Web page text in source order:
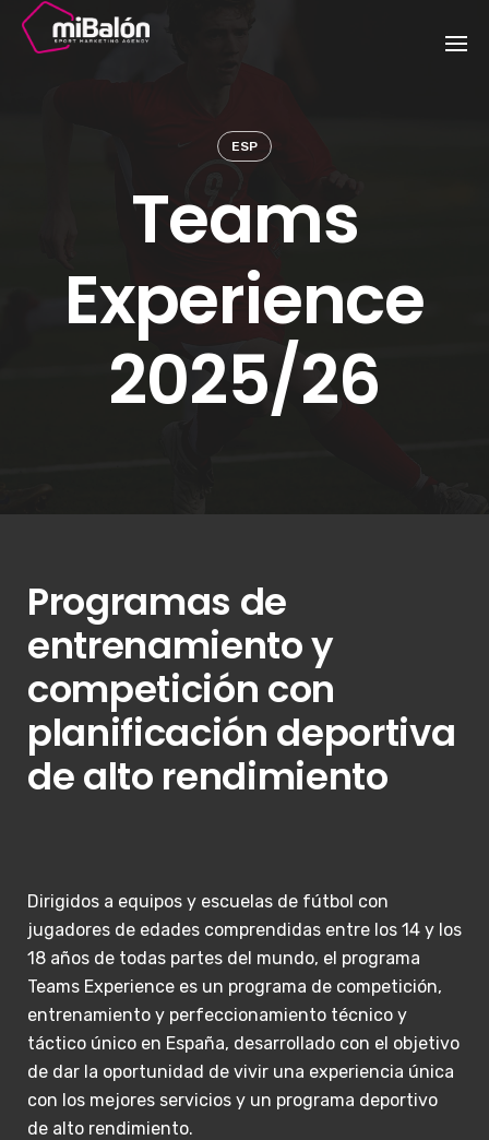
Skip
ESP
Teams
Experience
2025/26
Programas de
entrenamiento y
competición con
planificación deportiva
de alto rendimiento
Dirigidos a equipos y escuelas de fútbol con
jugadores de edades comprendidas entre los 14 y los
18 años de todas partes del mundo, el programa
Teams Experience es un programa de competición,
entrenamiento y perfeccionamiento técnico y
táctico único en España, desarrollado con el objetivo
de dar la oportunidad de vivir una experiencia única
con los mejores servicios y un programa deportivo
de alto rendimiento.